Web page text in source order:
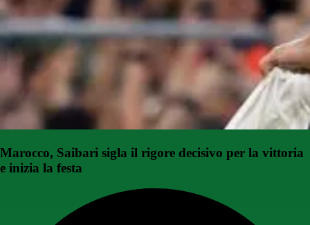
Marocco, Saibari sigla il rigore decisivo per la vittoria
e inizia la festa